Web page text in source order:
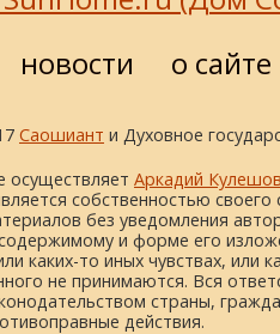
новости о сайте
Саошиант и Духовное
осуществляет Аркадий
собственностью своего
без уведомления
и форме его
каких-то иных чувствах, или
не принимаются. Вся
страны,
действия.